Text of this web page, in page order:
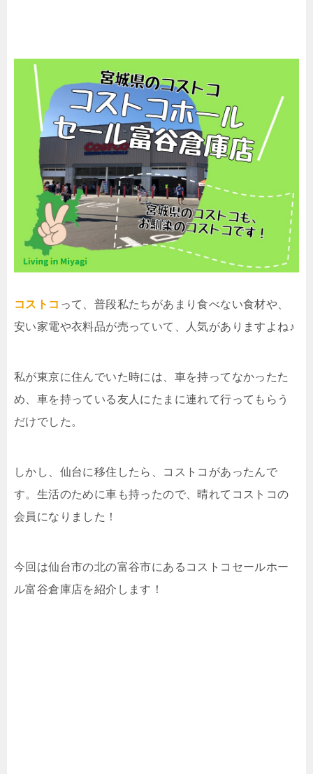
コストコ って、普段私たちがあまり食べない食材や、
安い家電や衣料品が売っていて、人気がありますよね♪
私が東京に住んでいた時には、車を持ってなかったた
め、車を持っている友人にたまに連れて行ってもらう
だけでした。
しかし、仙台に移住したら、コストコがあったんで
す。生活のために車も持ったので、晴れてコストコの
会員になりました！
今回は仙台市の北の富谷市にあるコストコセールホー
ル富谷倉庫店を紹介します！